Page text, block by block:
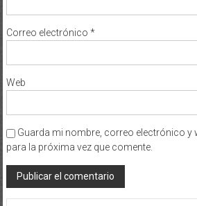
Correo electrónico *
Web
Guarda mi nombre, correo electrónico y
para la próxima vez que comente.